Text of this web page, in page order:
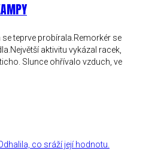
teprve probírala.Remorkér se
aktivitu vykázal racek,
Slunce ohřívalo vzduch, ve